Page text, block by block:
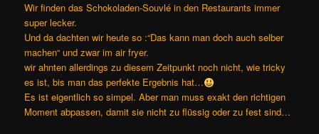
Wir finden das Schokoladen-Souvlé in den Restaurants immer
super lecker.
Und da dachten wir heute so :“Das kann man doch auch selber
machen“ und zwar im air fryer.
wir ahnten allerdings zu diesem Zeitpunkt noch nicht, wie tricky
es ist, bis man das perfekte Ergebnis hat…
Es ist eigentlich so simpel. Aber man muss exakt den richtigen
Moment abpassen, damit sie nicht zu flüssig oder zu fest sind…